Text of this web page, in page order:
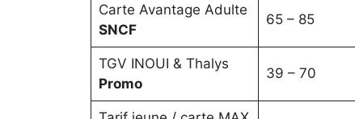
Carte Avantage Adulte
SNCF
65 – 85
TGV INOUI & Thalys
Promo
39 – 70